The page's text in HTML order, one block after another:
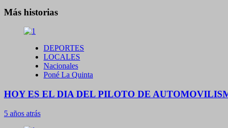
entradas
Más historias
DEPORTES
LOCALES
Nacionales
Poné La Quinta
HOY ES EL DIA DEL PILOTO DE
5 años atrás